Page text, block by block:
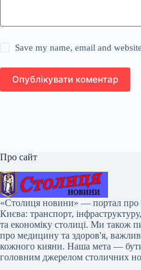
Save my name, email and
Опублікувати коментар
Про сайт
«Столиця новини» — портал про
Києва: транспорт,
та економіку столиці. Ми також
про медицину та здоров'я,
кожного кияни. Наша мета —
головним джерелом столичних